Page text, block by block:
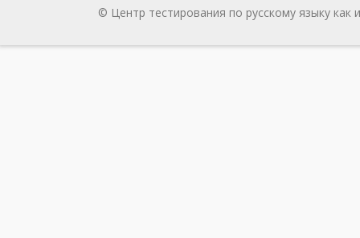
© Центр тестирования по русскому языку как